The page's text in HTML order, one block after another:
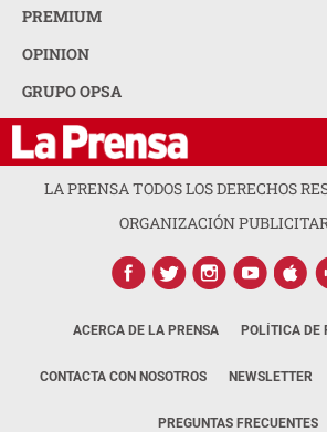
PREMIUM
OPINION
GRUPO OPSA
LA PRENSA TODOS LOS DERECHOS
ORGANIZACIÓN
ACERCA DE LA PRENSA POLÍTICA DE
CONTACTA CON NOSOTROS NEWSLETTER
PREGUNTAS FRECUENTES